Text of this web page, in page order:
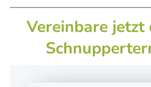
Vereinbare jetzt